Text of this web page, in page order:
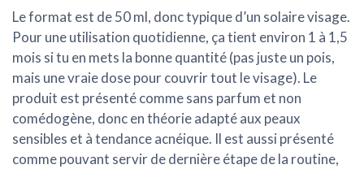
Le format est de 50 ml, donc typique d’un solaire visage.
Pour une utilisation quotidienne, ça tient environ 1 à 1,5
mois si tu en mets la bonne quantité (pas juste un pois,
mais une vraie dose pour couvrir tout le visage). Le
produit est présenté commesans parfum et non
comédogène, donc en théorie adapté aux peaux
sensibles et à tendance acnéique. Il est aussi présenté
comme pouvant servir de dernière étape de la routine,